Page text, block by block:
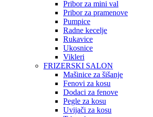
Pribor za mini val
Pribor za pramenove
Pumpice
Radne kecelje
Rukavice
Ukosnice
Vikleri
FRIZERSKI SALON
Mašinice za šišanje
Fenovi za kosu
Dodaci za fenove
Pegle za kosu
Uvijači za kosu